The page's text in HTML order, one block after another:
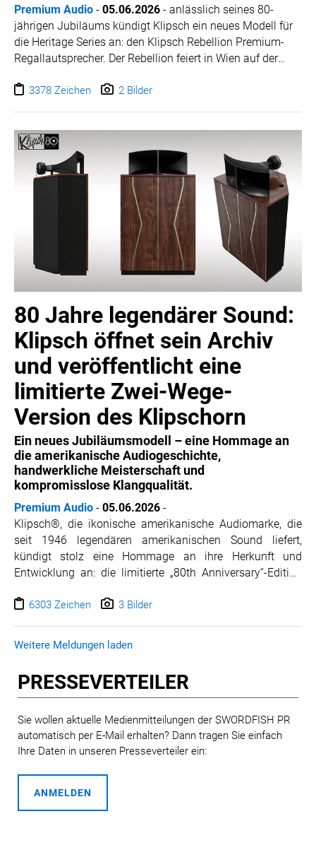
Premium Audio - 05.06.2026 - anlässlich seines 80-
jährigen Jubiläums kündigt Klipsch ein neues Modell für
die Heritage Series an: den Klipsch Rebellion Premium-
Regallautsprecher. Der Rebellion feiert in Wien auf der
basiert auf dem Originaldesign, das Paul W. Klipsch 1958
Design liefert der neue Rebellion einen immersiven,
verzerrungsarmen Klang mit tiefem Bass und glasklaren
Höhen – verpackt in einem kompakten Gehäuse, das in
Hope, Arkansas, von Hand gefertigt wird.
Weitere Informationen entnehmen Sie bitte dem folgenden
Bild- und Informationsmaterial steht hier für Sie zum
Bei Rückfragen wenden Sie sich gerne an uns.
Herzliche Grüße
Markus Stein
3378 Zeichen 2 Bilder
80 Jahre legendärer Sound:
Klipsch öffnet sein Archiv
und veröffentlicht eine
limitierte Zwei-Wege-
Version des Klipschorn
Ein neues Jubiläumsmodell – eine Hommage an
die amerikanische Audiogeschichte,
handwerkliche Meisterschaft und
kompromisslose Klangqualität.
Premium Audio - 05.06.2026 -
Klipsch®, die ikonische amerikanische Audiomarke, die
seit 1946 legendären amerikanischen Sound liefert,
kündigt stolz eine Hommage an ihre Herkunft und
Entwicklung an: die limitierte „80th Anniversary“-Edition
Jubiläumsmodell vom 4. bis 7. Juni auf der HIGH END
hornbestückten Lautsprecher, der das ursprünglich 1946
von Paul W. Klipsch patentierte Design neu interpretiert
Weitere Informationen entnehmen Sie bitte dem folgenden
Text.
Bild- und Informationsmaterial steht hier für Sie zum
Bei Fragen wenden Sie sich gerne an uns.
6303 Zeichen 3 Bilder
Weitere Meldungen laden
PRESSE­VERTEILER
Sie wollen aktuelle Medienmitteilungen der SWORDFISH PR
automatisch per E-Mail erhalten? Dann tragen Sie einfach
Ihre Daten in unseren Presseverteiler ein:
ANMELDEN